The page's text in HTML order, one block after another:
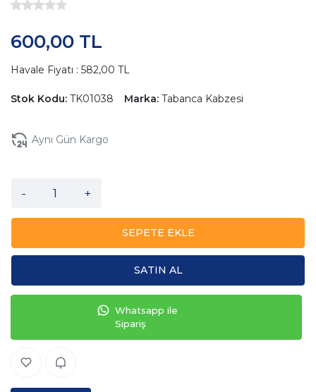
600,00 TL
Havale Fiyatı : 582,00 TL
Stok Kodu: TK01038 Marka: Tabanca Kabzesi
Aynı Gün Kargo
- +
SEPETE EKLE
SATIN AL
Whatsapp ile
Sipariş